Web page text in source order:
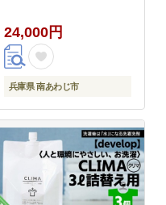
24,000円
兵庫県 南あわじ市